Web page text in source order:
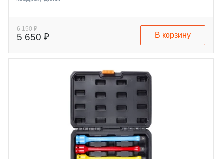
6 150 ₽
5 650 ₽ В корзину